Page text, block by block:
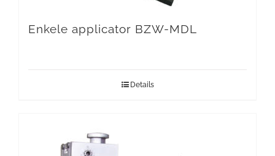
Enkele applicator BZW-MDL
Details